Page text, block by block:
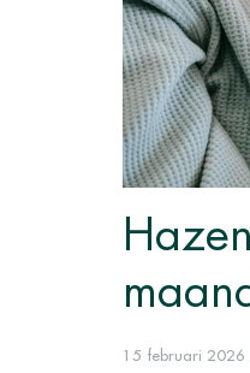
15 februari 2026